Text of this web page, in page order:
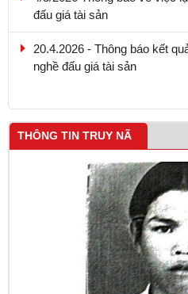
đấu giá tài sản
20.4.2026 - Thông báo kết
nghề đấu giá tài sản
THÔNG TIN TRUY NÃ